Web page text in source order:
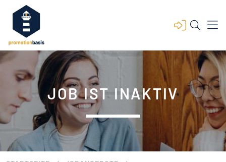
JOB IST INAKTIV